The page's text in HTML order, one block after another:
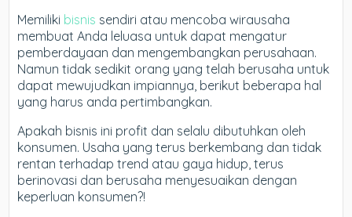
Memiliki bisnis sendiri atau mencoba wirausaha
membuat Anda leluasa untuk dapat mengatur
pemberdayaan dan mengembangkan perusahaan.
Namun tidak sedikit orang yang telah berusaha untuk
dapat mewujudkan impiannya, berikut beberapa hal
yang harus anda pertimbangkan.
Apakah bisnis ini profit dan selalu dibutuhkan oleh
konsumen. Usaha yang terus berkembang dan tidak
rentan terhadap trend atau gaya hidup, terus
berinovasi dan berusaha menyesuaikan dengan
keperluan konsumen?!